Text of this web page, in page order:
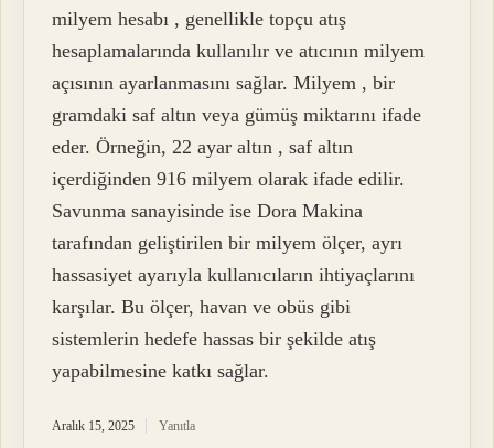
milyem hesabı , genellikle topçu atış
hesaplamalarında kullanılır ve atıcının milyem
açısının ayarlanmasını sağlar. Milyem , bir
gramdaki saf altın veya gümüş miktarını ifade
eder. Örneğin, 22 ayar altın , saf altın
içerdiğinden 916 milyem olarak ifade edilir.
Savunma sanayisinde ise Dora Makina
tarafından geliştirilen bir milyem ölçer, ayrı
hassasiyet ayarıyla kullanıcıların ihtiyaçlarını
karşılar. Bu ölçer, havan ve obüs gibi
sistemlerin hedefe hassas bir şekilde atış
yapabilmesine katkı sağlar.
Aralık 15, 2025 Yanıtla